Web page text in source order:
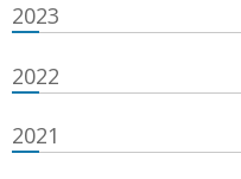
2023
2022
2021